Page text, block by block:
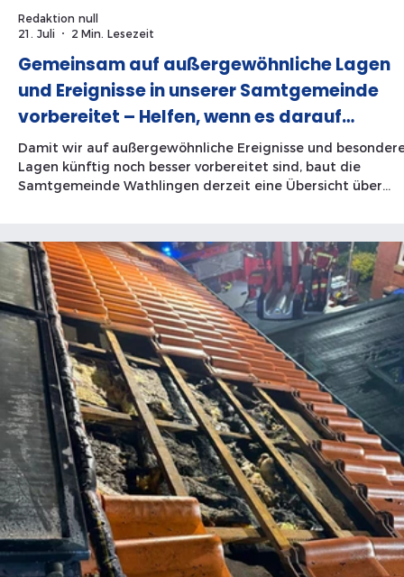
Gemeinsam auf außergewöhnliche Lagen
und Ereignisse in unserer Samtgemeinde
vorbereitet – Helfen, wenn es darauf
ankommt
Damit wir auf außergewöhnliche Ereignisse und
Lagen künftig noch besser vorbereitet sind, baut die
Samtgemeinde Wathlingen derzeit eine Übersicht über
Redaktion null
21. Juli
2 Min. Lesezeit